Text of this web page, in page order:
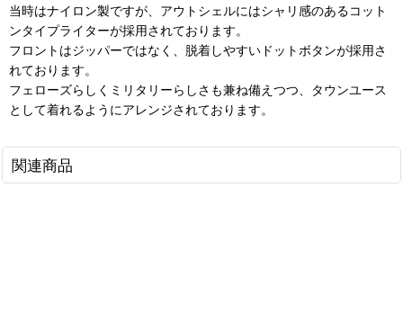
当時はナイロン製ですが、アウトシェルにはシャリ感のあるコット
ンタイプライターが採用されております。
フロントはジッパーではなく、脱着しやすいドットボタンが採用さ
れております。
フェローズらしくミリタリーらしさも兼ね備えつつ、タウンユース
として着れるようにアレンジされております。
関連商品